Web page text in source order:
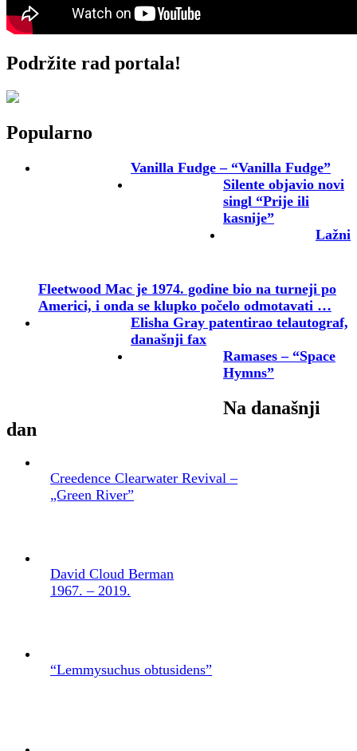
Podržite rad portala!
Popularno
Vanilla Fudge – “Vanilla Fudge”
Silente objavio novi
singl “Prije ili
kasnije”
Lažni
Fleetwood Mac je 1974. godine bio na turneji po
Americi, i onda se klupko počelo odmotavati …
Elisha Gray patentirao telautograf,
današnji fax
Ramases – “Space
Hymns”
Na današnji
dan
Creedence Clearwater Revival –
„Green River”
David Cloud Berman
1967. – 2019.
“Lemmysuchus obtusidens”